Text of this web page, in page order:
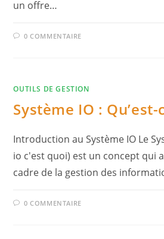
un offre…
0 COMMENTAIRE
OUTILS DE GESTION
Système IO : Qu’est-
Introduction au Système IO Le
io c'est quoi) est un concept qui
cadre de la gestion des
0 COMMENTAIRE